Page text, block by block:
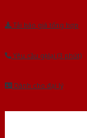
Tải báo giá tổng hợp
Yêu cầu gọi lại (3 phút)
Dành cho đại lý